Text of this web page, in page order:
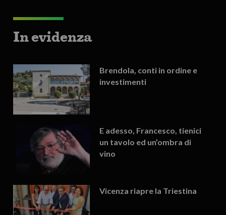
In evidenza
Brendola, conti in ordine e
investimenti
E adesso, Francesco, tienici
un tavolo ed un’ombra di
vino
Vicenza riapre la Triestina